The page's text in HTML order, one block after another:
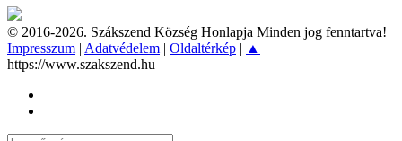
© 2016-2026. Szákszend Község Honlapja Minden jog fenntartva!
Impresszum | Adatvédelem | Oldaltérkép | ▲
https://www.szakszend.hu